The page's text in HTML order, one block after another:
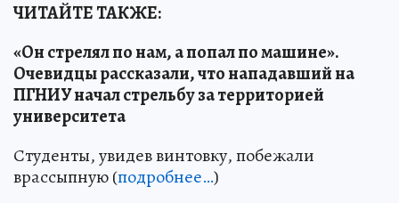
ЧИТАЙТЕ ТАКЖЕ:
«Он стрелял по нам, а попал по машине».
Очевидцы рассказали, что нападавший на
ПГНИУ начал стрельбу за территорией
университета
Студенты, увидев винтовку, побежали
врассыпную (подробнее…)